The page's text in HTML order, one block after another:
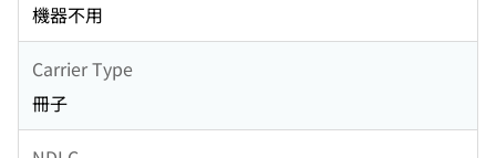
機器不用
Carrier Type
冊子